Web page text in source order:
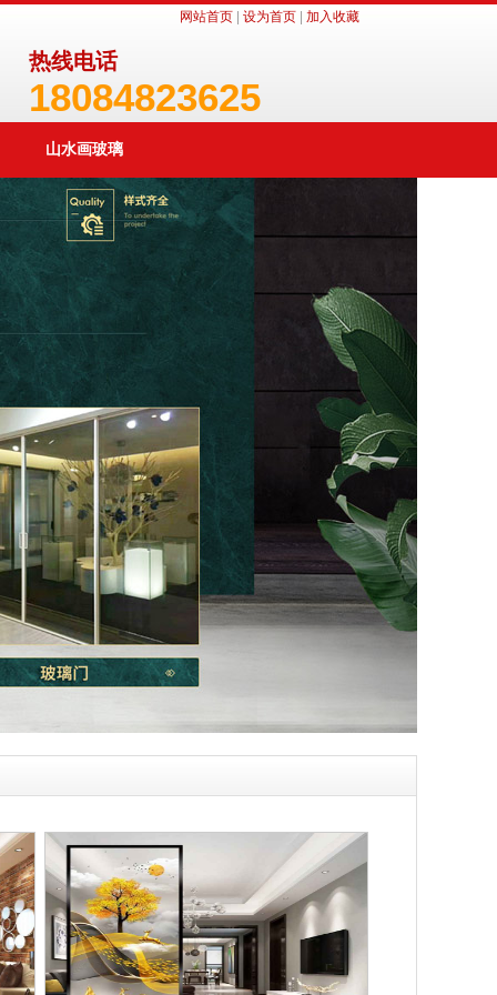
网站首页| 设为首页| 加入收藏
热线电话
18084823625
山水画玻璃